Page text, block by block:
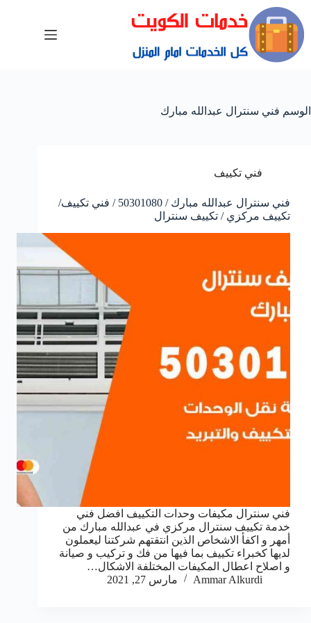
الوسم فني سنترال عبدالله مبارك
فني تكييف
فني سنترال عبدالله مبارك / 50301080 / فني تكييف/
تكييف مركزي / تكييف سنترال
فني سنترال مكيفات وحدات التكييف افضل فني
خدمة تكييف سنترال مركزي في عبدالله مبارك من
أمهر و اكفأ الاشخاص الذين انتقتهم شركتنا ليعملون
لديها كخبراء تكييف بما فيها من فك و تركيب و صيانة
و اصلاح اعطال المكيفات المختلفة الاشكال…
Ammar Alkurdi
مارس 27, 2021